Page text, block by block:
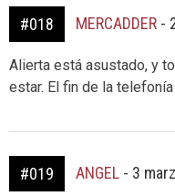
#018 MERCADDER -
Alierta está asustado, y
estar. El fin de la
#019 ANGEL - 3